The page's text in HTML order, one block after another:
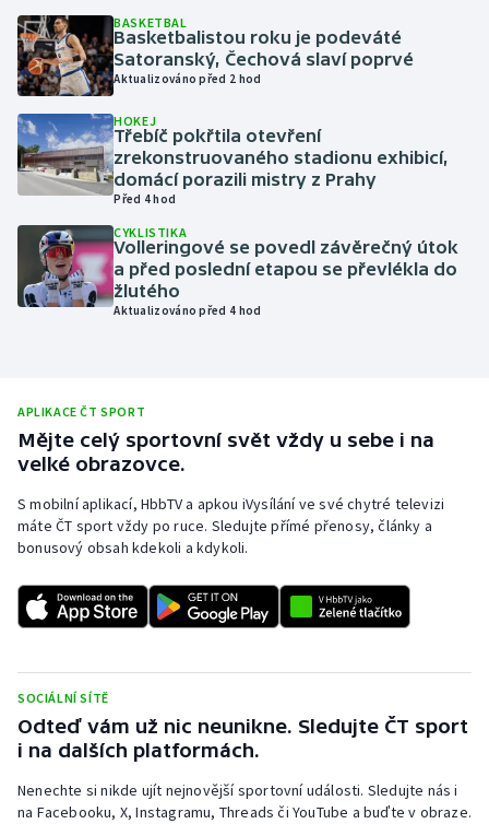
Lyže a snowboard
Moderní pětiboj
Motorsport
Olympijské hry
Parasport
Plavání
Rychlobruslení
Short track
Sportovní střelba
Triatlon
Veslování
Vodní slalom
BASKETBAL
Basketbalistou roku je podeváté
Satoranský, Čechová slaví poprvé
Aktualizováno před 2 hod
HOKEJ
Třebíč pokřtila otevření
zrekonstruovaného stadionu exhibicí,
domácí porazili mistry z Prahy
Před 4 hod
CYKLISTIKA
Volleringové se povedl závěrečný útok
a před poslední etapou se převlékla do
žlutého
Aktualizováno před 4 hod
APLIKACE ČT SPORT
Mějte celý sportovní svět vždy u sebe i na
velké obrazovce.
S mobilní aplikací, HbbTV a apkou iVysílání ve své chytré televizi
máte ČT sport vždy po ruce. Sledujte přímé přenosy, články a
bonusový obsah kdekoli a kdykoli.
SOCIÁLNÍ SÍTĚ
Odteď vám už nic neunikne. Sledujte ČT sport
i na dalších platformách.
Nenechte si nikde ujít nejnovější sportovní události. Sledujte nás i
na Facebooku, X, Instagramu, Threads či YouTube a buďte v obraze.